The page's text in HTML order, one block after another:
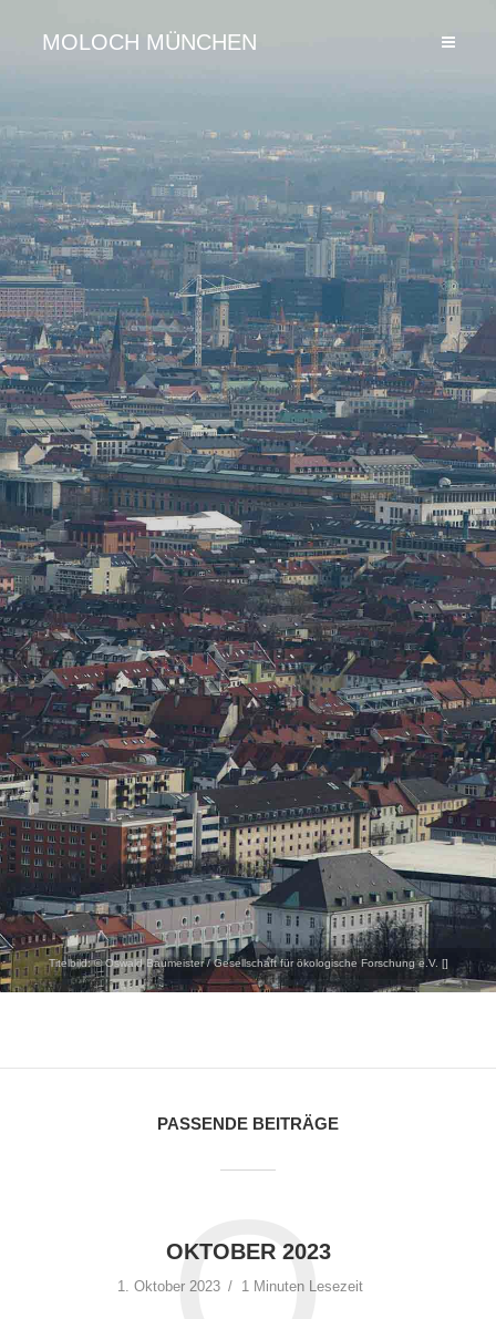
MOLOCH MÜNCHEN
Titelbild:© Oswald Baumeister / Gesellschaft für ökologische Forschung e.V. []
PASSENDE BEITRÄGE
OKTOBER 2023
1. Oktober 2023 1 Minuten Lesezeit